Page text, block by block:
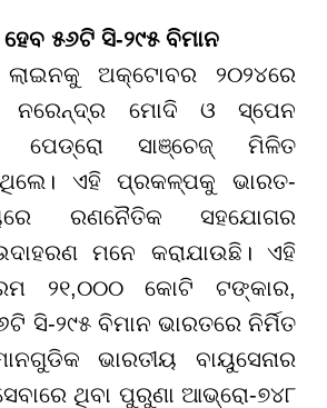
୫୬ଟି ସି-୨୯୫ ବିମାନ
ଅକ୍ଟୋବର ୨୦୨୪ରେ
ନରେନ୍ଦ୍ର ମୋଦି ଓ ସ୍ପେନ
ପେଡ୍ରୋ ସାଞ୍ଚେଜ୍ ମିଳିତ
ଏହି ପ୍ରକଳ୍ପକୁ ଭାରତ-
ରଣନୈତିକ ସହଯୋଗର
ମନେ କରାଯାଉଛି। ଏହି
୨୧,୦୦୦ କୋଟି ଟଙ୍କାର,
ସି-୨୯୫ ବିମାନ ଭାରତରେ ନିର୍ମିତ
ଭାରତୀୟ ବାୟୁସେନାର
ଥିବା ପୁରୁଣା ଆଭ୍ରୋ-୭୪୮